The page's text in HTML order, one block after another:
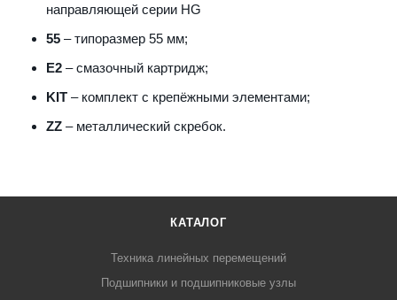
направляющей серии HG
55 – типоразмер 55 мм;
E2 – смазочный картридж;
KIT – комплект с крепёжными элементами;
ZZ – металлический скребок.
КАТАЛОГ
Техника линейных перемещений
Подшипники и подшипниковые узлы